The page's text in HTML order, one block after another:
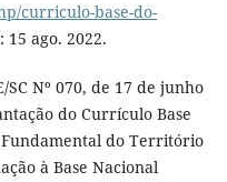
curriculo-base-do-
15 ago. 2022.
SC Nº 070, de 17 de junho
do Currículo Base
do Território
à Base Nacional